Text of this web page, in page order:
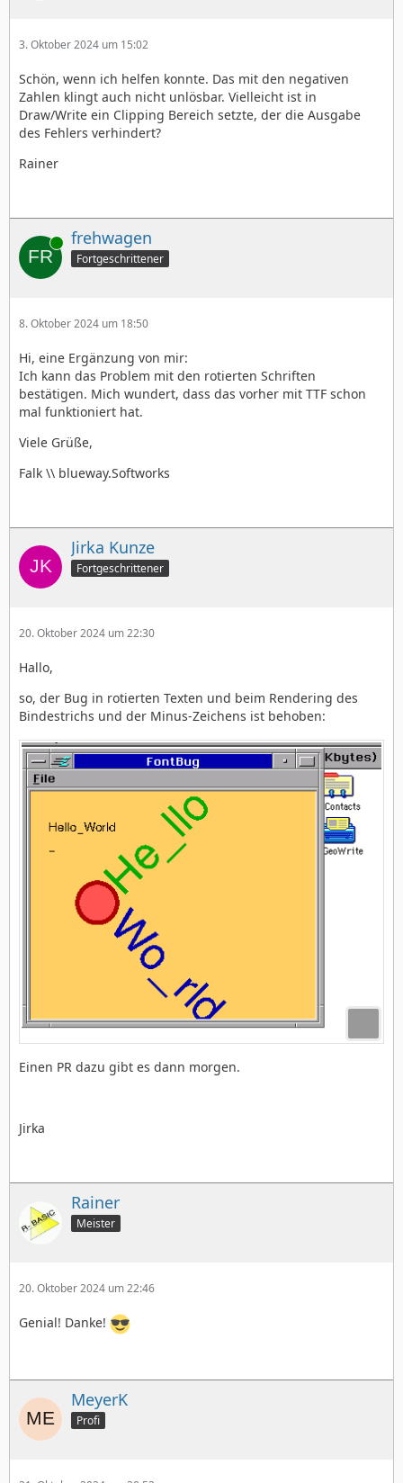
3. Oktober 2024 um 15:02
Schön, wenn ich helfen konnte. Das mit den negativen
Zahlen klingt auch nicht unlösbar. Vielleicht ist in
Draw/Write ein Clipping Bereich setzte, der die Ausgabe
des Fehlers verhindert?
Rainer
Online frehwagen
Fortgeschrittener
8. Oktober 2024 um 18:50
Hi, eine Ergänzung von mir:
Ich kann das Problem mit den rotierten Schriften
bestätigen. Mich wundert, dass das vorher mit TTF schon
mal funktioniert hat.
Viele Grüße,
Falk \\ blueway.Softworks
Jirka Kunze
Fortgeschrittener
20. Oktober 2024 um 22:30
Hallo,
so, der Bug in rotierten Texten und beim Rendering des
Bindestrichs und der Minus-Zeichens ist behoben:
Einen PR dazu gibt es dann morgen.
Jirka
Rainer
Meister
20. Oktober 2024 um 22:46
Genial! Danke!
MeyerK
Profi